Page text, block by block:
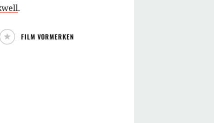
.
FILM VORMERKEN